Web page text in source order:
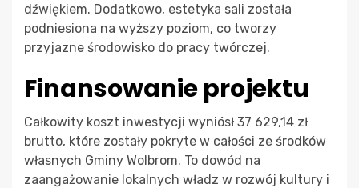
dźwiękiem. Dodatkowo, estetyka sali została
podniesiona na wyższy poziom, co tworzy
przyjazne środowisko do pracy twórczej.
Finansowanie projektu
Całkowity koszt inwestycji wyniósł 37 629,14 zł
brutto, które zostały pokryte w całości ze środków
własnych Gminy Wolbrom. To dowód na
zaangażowanie lokalnych władz w rozwój kultury i